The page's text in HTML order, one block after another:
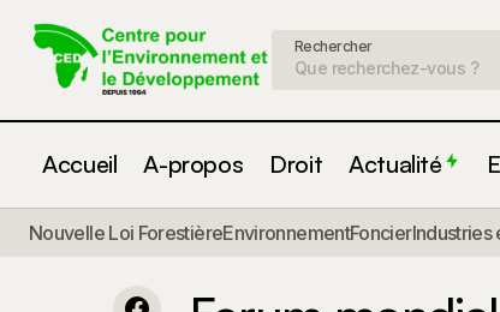
Rechercher
Accueil A-propos Droit Actualité
Droit des ressources naturelles et
Nouvelle Loi ForestièreEnvironnementFoncierIndustries